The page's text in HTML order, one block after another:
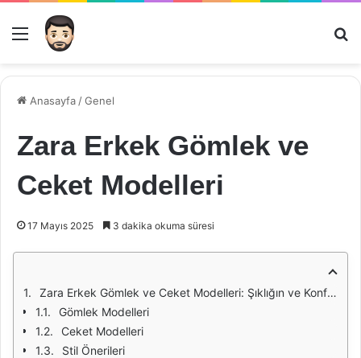
Menü
Anasayfa /Genel
Zara Erkek Gömlek ve
Ceket Modelleri
17 Mayıs 2025 3 dakika okuma süresi
Zara Erkek Gömlek ve Ceket Modelleri: Şıklığın ve Konforun Buluşma Noktası
Gömlek Modelleri
Ceket Modelleri
Stil Önerileri